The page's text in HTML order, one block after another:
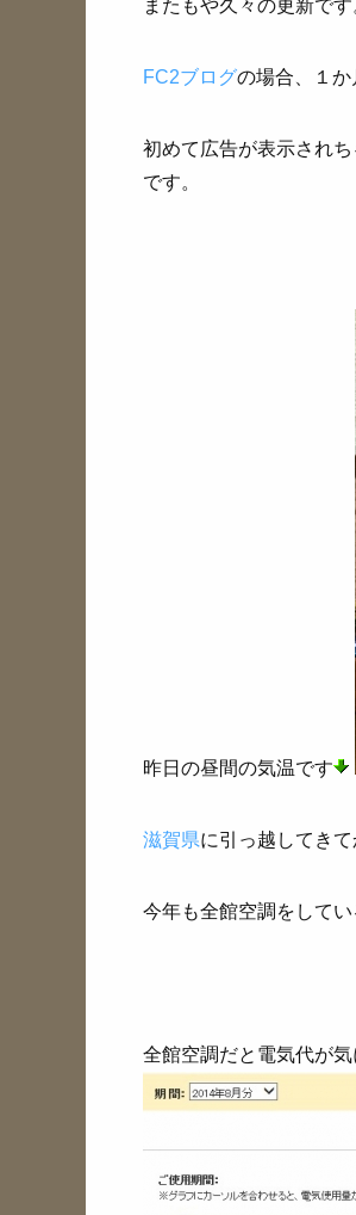
またもや久々の更新です
FC2ブログの場合、１か
初めて広告が表示され
です。
昨日の昼間の気温です
滋賀県に引っ越してき
今年も全館空調をして
全館空調だと電気代が